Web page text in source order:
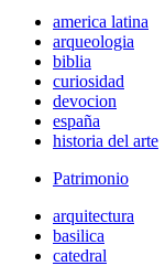
america latina
arqueologia
biblia
curiosidad
devocion
españa
historia del arte
Patrimonio
arquitectura
basilica
catedral